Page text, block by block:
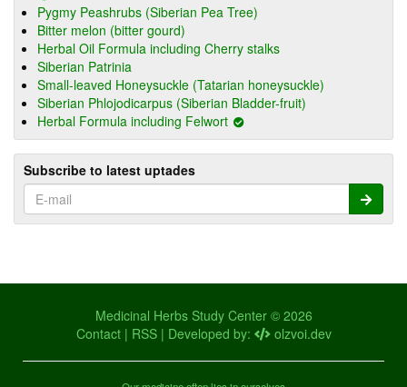
Pygmy Peashrubs (Siberian Pea Tree)
Bitter melon (bitter gourd)
Herbal Oil Formula including Cherry stalks
Siberian Patrinia
Small-leaved Honeysuckle (Tatarian honeysuckle)
Siberian Phlojodicarpus (Siberian Bladder-fruit)
Herbal Formula including Felwort
Subscribe to latest uptades
Medicinal Herbs Study Center © 2026
Contact| RSS| Developed by: olzvoi.dev